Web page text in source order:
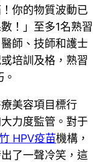
你的物質波動已
！」至多1名熟習
師、技師和護士
培訓及格，熟習
美容項目標行
力度監管。對于
HPV疫苗機構，
了一聲冷笑，這